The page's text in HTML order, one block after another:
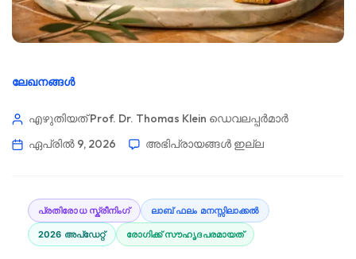
ലേഖനങ്ങൾ
എഴുതിയത് Prof. Dr. Thomas Klein ഡെവലപ്പർമാർ
ഏപ്രിൽ 9, 2026
അഭിപ്രായങ്ങൾ ഇല്ല
പ്രതിരോധ സ്ക്രീനിംഗ് ലാബ് ഫലം മനസ്സിലാക്കൽ
2026 അപ്‌ഡേറ്റ് രോഗിക്ക് സൗഹൃദപരമായത്